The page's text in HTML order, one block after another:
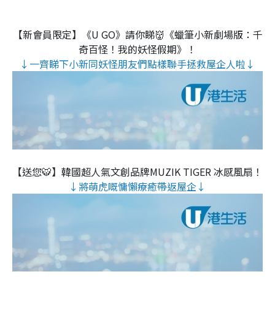
【新會員限定】《U GO》請你睇👹《蠟筆小新劇場版：千
奇百怪！我的妖怪假期》！
↓一齊睇下小新同妖怪朋友們點樣聯手拯救屋企人啦↓
【送您🐯】韓國超人氣文創品牌MUZIK TIGER 冰感風扇！
↓將萌虎嘅慵懶療癒帶返屋企↓